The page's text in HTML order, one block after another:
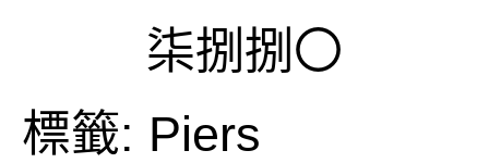
柒捌捌〇
標籤: Piers